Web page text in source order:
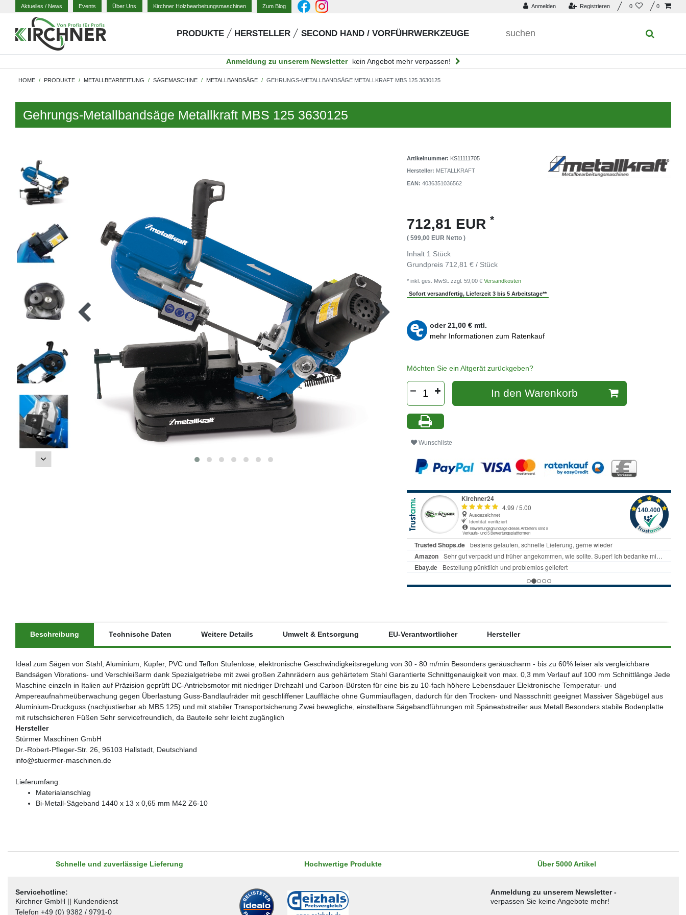
Anmelden Registrieren 0 0
Aktuelles / News Events Über Uns Kirchner Holzbearbeitungsmaschinen Zum Blog
PRODUKTE HERSTELLER SECOND HAND / VORFÜHRWERKZEUGE
Anmeldung zu unserem Newsletter kein Angebot mehr verpassen!
HOME PRODUKTE METALLBEARBEITUNG SÄGEMASCHINE METALLBANDSÄGE GEHRUNGS-METALLBANDSÄGE METALLKRAFT MBS 125 3630125
Gehrungs-Metallbandsäge Metallkraft MBS 125 3630125
Artikelnummer: KS11111705
Hersteller: METALLKRAFT
EAN: 4036351036562
712,81 EUR *
( 599,00 EUR Netto )
Inhalt 1 Stück
Grundpreis 712,81 € / Stück
* inkl. ges. MwSt. zzgl. 59,00 € Versandkosten
Sofort versandfertig, Lieferzeit 3 bis 5 Arbeitstage**
oder21,00€ mtl.
mehr Informationen zum Ratenkauf
Möchten Sie ein Altgerät zurückgeben?
In den Warenkorb
Wunschliste
Beschreibung Technische Daten Weitere Details Umwelt & Entsorgung EU-Verantwortlicher Hersteller
Ideal zum Sägen von Stahl, Aluminium, Kupfer, PVC und Teflon Stufenlose, elektronische Geschwindigkeitsregelung von 30 - 80 m/min Besonders geräuscharm - bis zu 60% leiser als vergleichbare
Bandsägen Vibrations- und Verschleißarm dank Spezialgetriebe mit zwei großen Zahnrädern aus gehärtetem Stahl Garantierte Schnittgenauigkeit von max. 0,3 mm Verlauf auf 100 mm Schnittlänge Jede
Maschine einzeln in Italien auf Präzision geprüft DC-Antriebsmotor mit niedriger Drehzahl und Carbon-Bürsten für eine bis zu 10-fach höhere Lebensdauer Elektronische Temperatur- und
Ampereaufnahmeüberwachung gegen Überlastung Guss-Bandlaufräder mit geschliffener Lauffläche ohne Gummiauflagen, dadurch für den Trocken- und Nassschnitt geeignet Massiver Sägebügel aus
Aluminium-Druckguss (nachjustierbar ab MBS 125) und mit stabiler Transportsicherung Zwei bewegliche, einstellbare Sägebandführungen mit Späneabstreifer aus Metall Besonders stabile Bodenplatte
mit rutschsicheren Füßen Sehr servicefreundlich, da Bauteile sehr leicht zugänglich
Hersteller
Stürmer Maschinen GmbH
Dr.-Robert-Pfleger-Str. 26, 96103 Hallstadt, Deutschland
info@stuermer-maschinen.de
Lieferumfang:
Materialanschlag
Bi-Metall-Sägeband 1440 x 13 x 0,65 mm M42 Z6-10
Schnelle und zuverlässige Lieferung Hochwertige Produkte Über 5000 Artikel
Servicehotline:
Kirchner GmbH || Kundendienst
Telefon +49 (0) 9382 / 9791-0
Anmeldung zu unserem Newsletter -
verpassen Sie keine Angebote mehr!